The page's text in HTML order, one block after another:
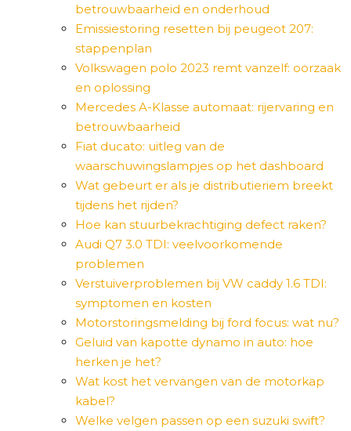
betrouwbaarheid en onderhoud
Emissiestoring resetten bij peugeot 207:
stappenplan
Volkswagen polo 2023 remt vanzelf: oorzaak
en oplossing
Mercedes A-Klasse automaat: rijervaring en
betrouwbaarheid
Fiat ducato: uitleg van de
waarschuwingslampjes op het dashboard
Wat gebeurt er als je distributieriem breekt
tijdens het rijden?
Hoe kan stuurbekrachtiging defect raken?
Audi Q7 3.0 TDI: veelvoorkomende
problemen
Verstuiverproblemen bij VW caddy 1.6 TDI:
symptomen en kosten
Motorstoringsmelding bij ford focus: wat nu?
Geluid van kapotte dynamo in auto: hoe
herken je het?
Wat kost het vervangen van de motorkap
kabel?
Welke velgen passen op een suzuki swift?